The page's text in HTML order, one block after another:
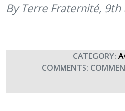
By Terre Fraternité, 9th
CATEGORY:
COMMENTS: